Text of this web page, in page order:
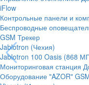
iFlow
Контрольные панели и
Беспроводные
GSM Трекер
Jablotron (Чехия)
Jablotron 100 Oasis (868
Мониторинговая станция
Оборудование "AZOR"